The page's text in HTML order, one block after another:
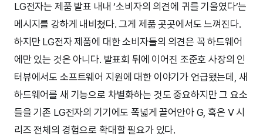
LG전자는 제품 발표 내내 ‘소비자의 의견에 귀를 기울였다’는
메시지를 강하게 내비쳤다. 그게 제품 곳곳에서도 느껴진다.
하지만 LG전자 제품에 대한 소비자들의 의견은 꼭 하드웨어
에만 있는 것은 아니다. 발표회 뒤에 이어진 조준호 사장의 인
터뷰에서도 소프트웨어 지원에 대한 이야기가 언급됐는데, 새
하드웨어를 새 기능으로 차별화하는 것도 중요하지만 그 요소
들을 기존 LG전자의 기기에도 폭넓게 끌어안아 G, 혹은 V 시
리즈 전체의 경험으로 확대할 필요가 있다.